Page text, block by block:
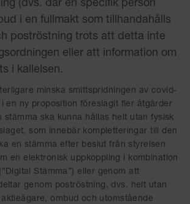
(dvs. där en specifik person
i en fullmakt som tillhandahålls
poströstning trots att detta inte
eller att information om
i kallelsen.
minska smittspridningen av covid-
en ny proposition föreslagit fler åtgärder
stämma ska kunna hållas helt utan fysisk
som innebär kompletteringar till den
en stämma efter beslut från styrelsen
en elektronisk uppkoppling i kombination
Stämma”) eller genom att
genom poströstning, dvs. helt utan
ombud och utomstående